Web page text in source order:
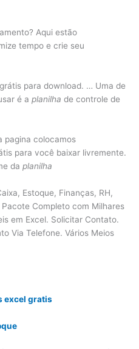
Aqui estão
tempo e crie seu
grátis para download. … Uma de
é a planilha de controle de
pagina colocamos
para você baixar livremente.
da planilha
Estoque, Finanças, RH,
Completo com Milhares
em Excel. Solicitar Contato.
Via Telefone. Vários Meios
excel gratis